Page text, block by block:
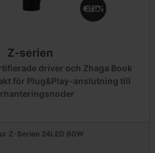
Z-serien
driver och Zhaga Book
för Plug&Play-anslutning till
Z-Serien 24LED 60W